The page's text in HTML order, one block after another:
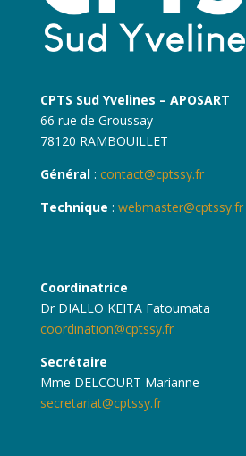
CPTS Sud Yvelines – APOSART
66 rue de Groussay
78120 RAMBOUILLET
Général: contact@cptssy.fr
Technique : webmaster@cptssy.fr
Coordinatrice
Dr DIALLO KEITA Fatoumata
coordination@cptssy.fr
Secrétaire
Mme DELCOURT Marianne
secretariat@cptssy.fr